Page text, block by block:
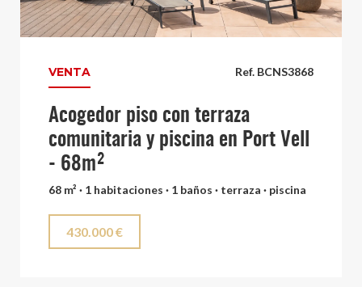
Ref. BCNS3868
VENTA
Acogedor piso con terraza
comunitaria y piscina en Port Vell
- 68m²
68 m² · 1 habitaciones · 1 baños · terraza · piscina
430.000 €